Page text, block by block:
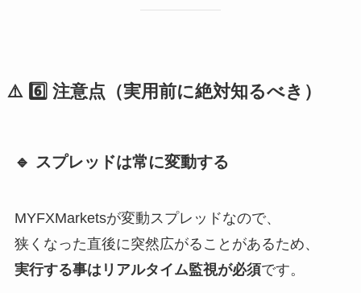
⚠️ 6️⃣ 注意点（実用前に絶対知るべき）
🔹 スプレッドは常に変動する
MYFXMarketsが変動スプレッドなので、
狭くなった直後に突然広がることがあるため、
実行する事はリアルタイム監視が必須です。